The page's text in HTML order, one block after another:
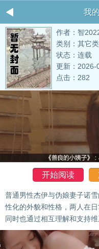
我
作者：智
类别：其它
状态：连载
更新：2026-
点击：282
开始阅读
普通男性杰伊与伪娘妻子诺
性化的外貌和性格，两人在
同时也通过相互理解和支持维